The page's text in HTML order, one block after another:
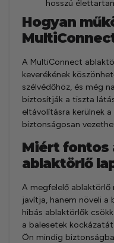
hosszú
Hogyan
A MultiConnect
keverékének
szélvédőhöz, és még
biztosítják a tiszta
eltávolításra kerülnek
biztonságosan
Miért fontos
ablaktörlő
A megfelelő ablaktörlő
javítja, hanem növeli
hibás ablaktörlők
a balesetek
Ön mindig